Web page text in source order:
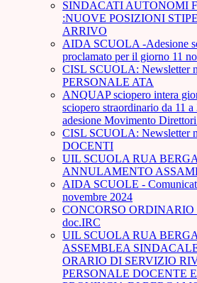
SINDACATI AUTONOMI
:NUOVE POSIZIONI
ARRIVO
AIDA SCUOLA -Adesione
proclamato per il giorno 11
CISL SCUOLA: Newsletter
PERSONALE ATA
ANQUAP sciopero intera
sciopero straordinario da 11
adesione Movimento
CISL SCUOLA: Newsletter
DOCENTI
UIL SCUOLA RUA
ANNULAMENTO
AIDA SCUOLE -
novembre 2024
CONCORSO
doc.IRC
UIL SCUOLA RUA
ASSEMBLEA
ORARIO DI SERVIZIO
PERSONALE DOCENTE